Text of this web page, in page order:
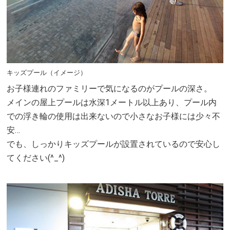
キッズプール（イメージ）
お子様連れのファミリーで気になるのがプールの深さ。
メインの屋上プールは水深1メートル以上あり、プール内
での浮き輪の使用は出来ないので小さなお子様には少々不
安…
でも、しっかりキッズプールが設置されているので安心し
てください(^_^)